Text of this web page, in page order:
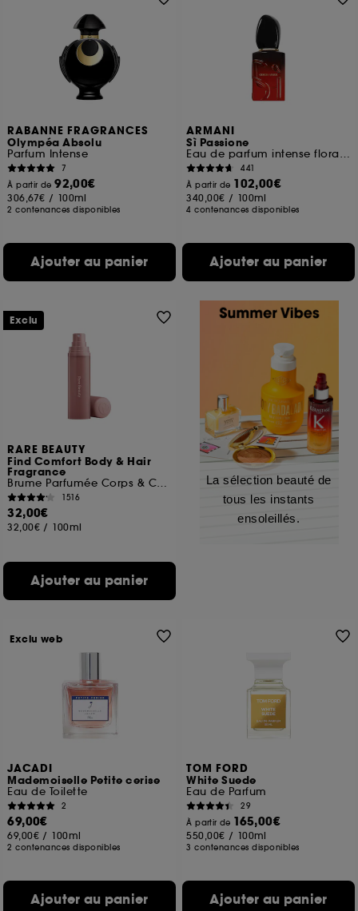
RABANNE FRAGRANCES
Olympéa Absolu
Parfum Intense
7
À partir de92,00€
306,67€ / 100ml
2 contenances disponibles
Ajouter au panier
ARMANI
Sì Passione
Eau de parfum intense florale ambrée Rechargeable
441
À partir de 102,00€
340,00€ / 100ml
4 contenances disponibles
Ajouter au panier
RARE BEAUTY
Find Comfort Body & Hair
Fragrance
Brume Parfumée Corps & Cheveux
1516
32,00€
32,00€ / 100ml
Ajouter au panier
Exclu
La sélection beauté de
tous les instants
ensoleillés.
JACADI
Mademoiselle Petite cerise
Eau de Toilette
2
69,00€
69,00€ / 100ml
2 contenances disponibles
Ajouter au panier
Exclu web
TOM FORD
White Suede
Eau de Parfum
29
À partir de 165,00€
550,00€ / 100ml
3 contenances disponibles
Ajouter au panier